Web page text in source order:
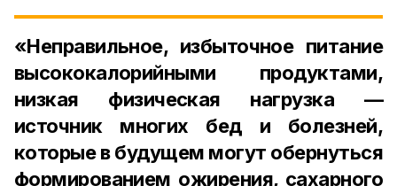
«Неправильное, избыточное питание
высококалорийными продуктами,
низкая физическая нагрузка —
источник многих бед и болезней,
которые в будущем могут обернуться
формированием ожирения, сахарного